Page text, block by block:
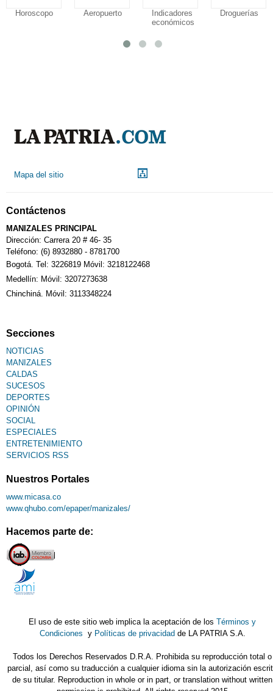
Horoscopo Aeropuerto
Indicadores
económicos
Droguerías
Mapa del sitio
Contáctenos
MANIZALES PRINCIPAL
Dirección: Carrera 20 # 46- 35
Teléfono: (6) 8932880 - 8781700
Bogotá. Tel: 3226819 Móvil: 3218122468
Medellín: Móvil: 3207273638
Chinchiná. Móvil: 3113348224
Secciones
NOTICIAS
MANIZALES
CALDAS
SUCESOS
DEPORTES
OPINIÓN
SOCIAL
ESPECIALES
ENTRETENIMIENTO
SERVICIOS RSS
Nuestros Portales
www.micasa.co
www.qhubo.com/epaper/manizales/
Hacemos parte de:
El uso de este sitio web implica la aceptación de losTérminos y
Condiciones y Políticas de privacidad de LA PATRIA S.A.
Todos los Derechos Reservados D.R.A. Prohibida su reproducción total o
parcial, así como su traducción a cualquier idioma sin la autorización
de su titular. Reproduction in whole or in part, or translation without written